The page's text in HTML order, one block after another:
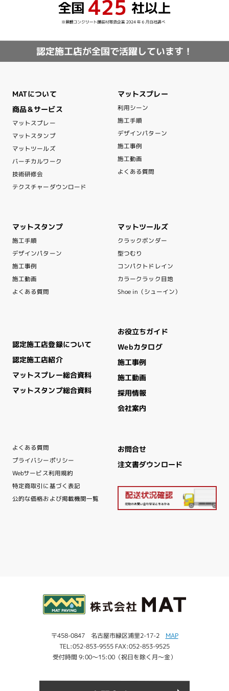
認定施工店が全国で活躍しています！
MATについて
商品＆サービス
マットスプレー
マットスタンプ
マットツールズ
バーチカルワーク
技術研修会
テクスチャーダウンロード
マットスプレー
利用シーン
施工手順
デザインパターン
施工事例
施工動画
よくある質問
マットスタンプ
施工手順
デザインパターン
施工事例
施工動画
よくある質問
マットツールズ
クラックボンダー
型つむり
コンパクトドレイン
カラークラック目地
Shoe in（シューイン）
認定施工店登録について
認定施工店紹介
マットスプレー総合資料
マットスタンプ総合資料
お役立ちガイド
Webカタログ
施工事例
施工動画
採用情報
会社案内
よくある質問
プライバシーポリシー
Webサービス利用規約
特定商取引に基づく表記
公的な価格および掲載機関一覧
お問合せ
注文書ダウンロード
〒458-0847 名古屋市緑区浦里2-17-2 MAP
TEL:052-853-9555 FAX:052-853-9525
受付時間 9:00～15:00（祝日を除く月～金）